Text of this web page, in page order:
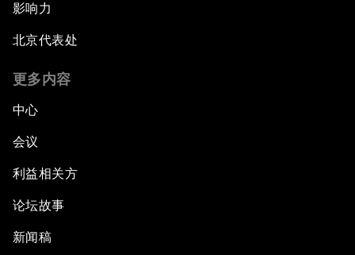
影响力
北京代表处
更多内容
中心
会议
利益相关方
论坛故事
新闻稿